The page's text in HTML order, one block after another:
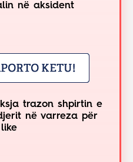
në aksident
trazon shpirtin e
në varreza për